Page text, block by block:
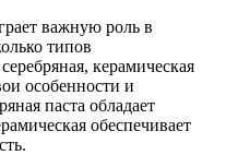
важную роль в
типов
керамическая
особенности и
паста обладает
обеспечивает